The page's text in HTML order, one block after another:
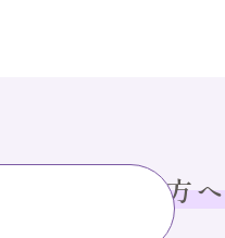
切にしたい方